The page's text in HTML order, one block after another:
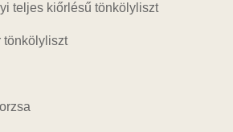
teljes kiőrlésű tönkölyliszt
tönkölyliszt